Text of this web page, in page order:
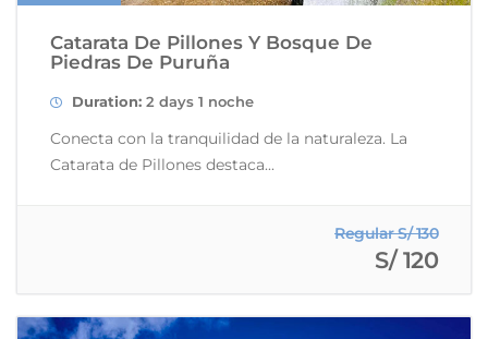
Catarata De Pillones Y Bosque De
Piedras De Puruña
Duration: 2 days 1 noche
Conecta con la tranquilidad de la naturaleza. La
Catarata de Pillones destaca...
Regular S/ 130
S/ 120